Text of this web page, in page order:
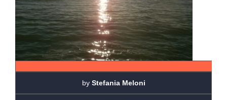
by Stefania Meloni